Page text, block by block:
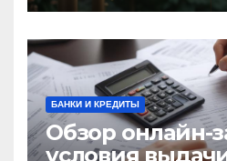
БАНКИ И КРЕДИТЫ
Обзор онлайн-
условия